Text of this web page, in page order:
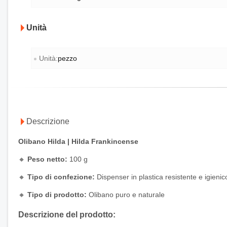
Unità
Unità:pezzo
Descrizione
Olibano Hilda | Hilda Frankincense
🔸 Peso netto: 100 g
🔸 Tipo di confezione: Dispenser in plastica resistente e
🔸 Tipo di prodotto: Olibano puro e naturale
Descrizione del prodotto: